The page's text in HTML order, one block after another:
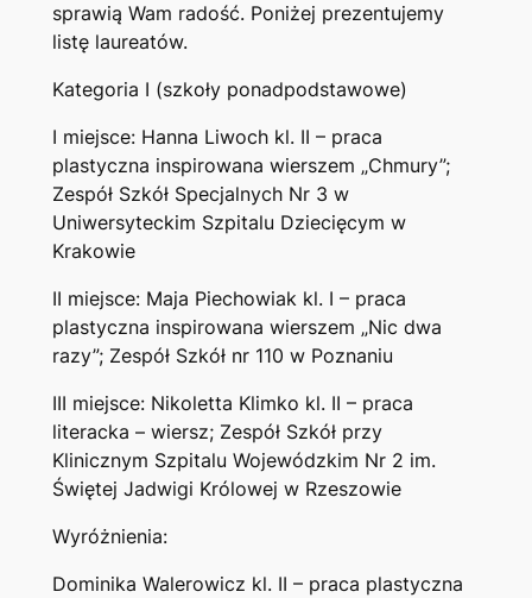
sprawią Wam radość. Poniżej prezentujemy
listę laureatów.
Kategoria I (szkoły ponadpodstawowe)
I miejsce: Hanna Liwoch kl. II – praca
plastyczna inspirowana wierszem „Chmury”;
Zespół Szkół Specjalnych Nr 3 w
Uniwersyteckim Szpitalu Dziecięcym w
Krakowie
II miejsce: Maja Piechowiak kl. I – praca
plastyczna inspirowana wierszem „Nic dwa
razy”; Zespół Szkół nr 110 w Poznaniu
III miejsce: Nikoletta Klimko kl. II – praca
literacka – wiersz; Zespół Szkół przy
Klinicznym Szpitalu Wojewódzkim Nr 2 im.
Świętej Jadwigi Królowej w Rzeszowie
Wyróżnienia:
Dominika Walerowicz kl. II – praca plastyczna